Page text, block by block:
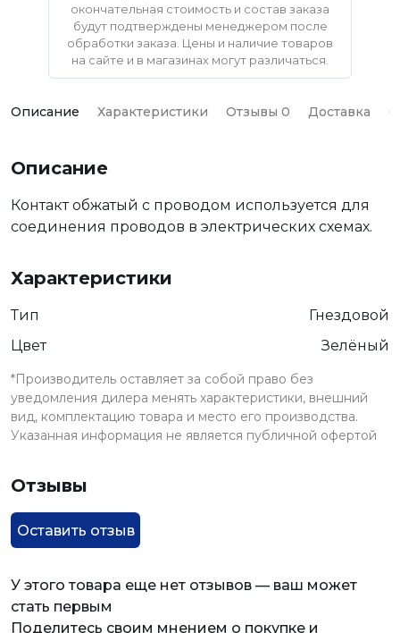
окончательная стоимость и состав заказа
будут подтверждены менеджером после
обработки заказа. Цены и наличие товаров
на сайте и в магазинах могут различаться.
Описание Характеристики Отзывы 0 Доставка
Описание
Контакт обжатый с проводом используется для
соединения проводов в электрических схемах.
Характеристики
Тип
Гнездовой
Цвет
Зелёный
*Производитель оставляет за собой право без
уведомления дилера менять характеристики, внешний
вид, комплектацию товара и место его производства.
Указанная информация не является публичной офертой
Отзывы
Оставить отзыв
У этого товара еще нет отзывов — ваш может
стать первым
Поделитесь своим мнением о покупке и